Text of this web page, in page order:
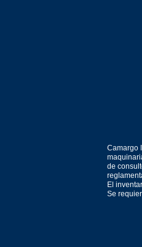
Camargo
de
El
Se